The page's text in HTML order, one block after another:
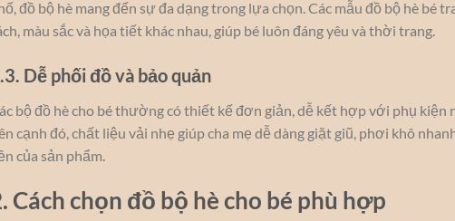
đồ bộ hè mang đến sự đa dạng trong lựa chọn. Các mẫu đồ bộ hè bé
màu sắc và họa tiết khác nhau, giúp bé luôn đáng yêu và thời trang.
Dễ phối đồ và bảo quản
bộ đồ hè cho bé thường có thiết kế đơn giản, dễ kết hợp với phụ kiện
cạnh đó, chất liệu vải nhẹ giúp cha mẹ dễ dàng giặt giũ, phơi khô
của sản phẩm.
Cách chọn đồ bộ hè cho bé phù hợp